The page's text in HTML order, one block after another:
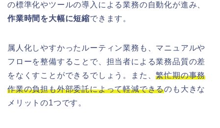
の標準化やツールの導入による業務の自動化が進み、
作業時間を大幅に短縮できます。
属人化しやすかったルーティン業務も、マニュアルや
フローを整備することで、担当者による業務品質の差
をなくすことができるでしょう。また、繁忙期の事務
作業の負担も外部委託によって軽減できるのも大きな
メリットの1つです。